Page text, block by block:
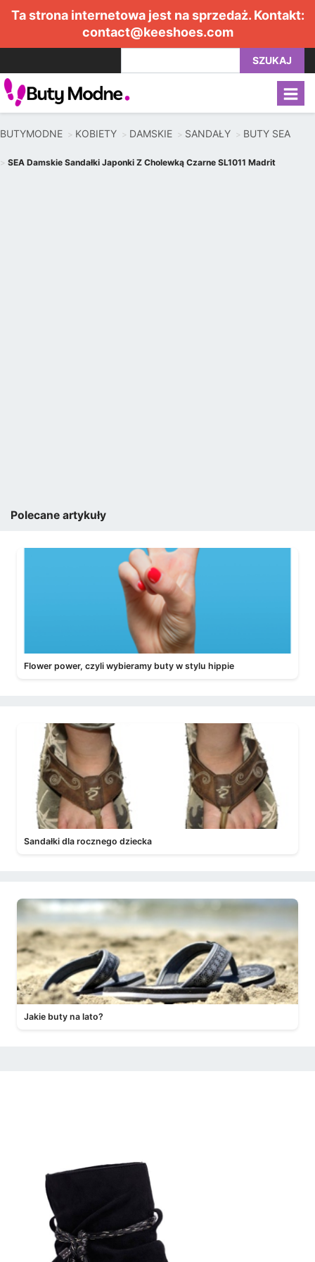
Ta strona internetowa jest na sprzedaż. Kontakt:
contact@keeshoes.com
SZUKAJ
BUTYMODNE KOBIETY DAMSKIE SANDAŁY BUTY SEA
SEA Damskie Sandałki Japonki Z Cholewką Czarne SL1011 Madrit
Polecane artykuły
Flower power, czyli wybieramy buty w stylu hippie
Sandałki dla rocznego dziecka
Jakie buty na lato?